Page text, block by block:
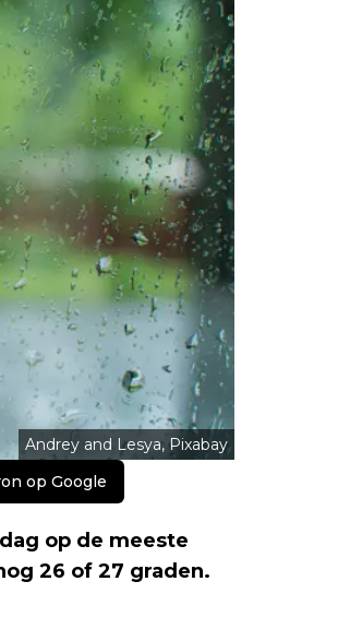
Andrey and Lesya, Pixabay
op Google
op de meeste
26 of 27 graden.